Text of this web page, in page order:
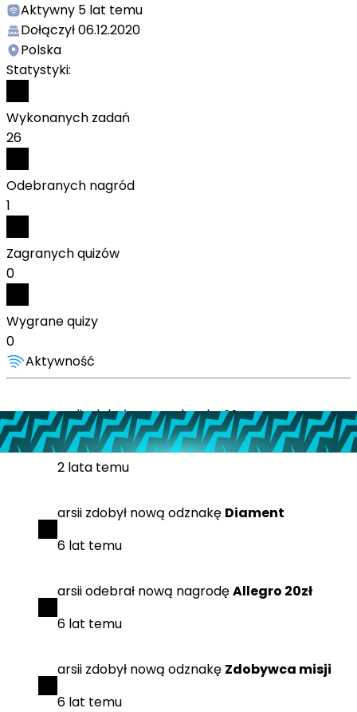
Aktywny 5 lat temu
Dołączył06.12.2020
Polska
Statystyki:
Wykonanych zadań
26
Odebranych nagród
1
Zagranych quizów
0
Wygrane quizy
0
Aktywność
arsiizdobyłnową odznakęMaszyna
polecająca
2 lata temu
arsii zdobył nową odznakę Diament
6 lat temu
arsiiodebrał nową nagrodęAllegro 20zł
6 lat temu
arsii zdobył nową odznakę Zdobywca misji
6 lat temu